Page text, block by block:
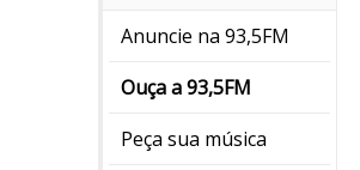
Anuncie na 93,5FM
Ouça a 93,5FM
Peça sua música